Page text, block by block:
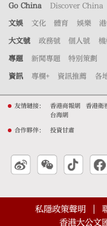
Go China Discover China
文娛 文化 體育 娛樂
大文號 政務號 個人號 機
專題 新聞專題 特別策劃
資訊 專欄+ 資訊推薦 各
友情鏈接： 香港商報網 香港衛
台海網
合作夥伴： 投資甘肅
私隱政策聲明
香港大公文